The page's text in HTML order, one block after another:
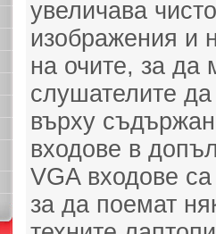
увеличава
изображения и
на очите, за да
слушателите
върху
входове в
VGA входове
за да поемат